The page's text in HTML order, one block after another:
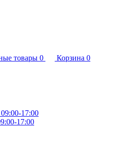
товары 0 Корзина 0
17:00
17:00